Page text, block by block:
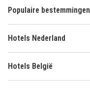
Populaire bestemmingen
Hotels Nederland
Hotels België